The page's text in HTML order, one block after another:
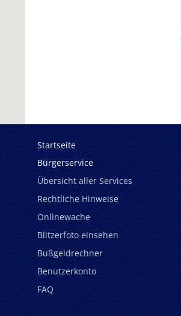
Startseite
Bürgerservice
Übersicht aller Services
Rechtliche Hinweise
Onlinewache
Blitzerfoto einsehen
Bußgeldrechner
Benutzerkonto
FAQ